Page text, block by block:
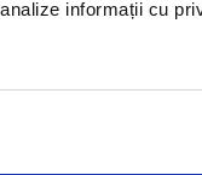
informații cu